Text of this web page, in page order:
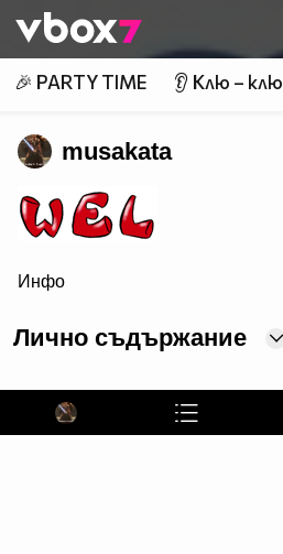
👾
🎉 PARTY TIME 👂 Клю – клю
musakata
border=0>
page counter
Инфо
Лично съдържание